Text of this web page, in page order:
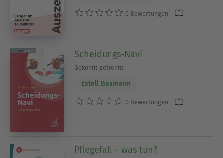
0 Bewertungen
Scheidungs-Navi
Gekonnt getrennt
Estell Baumann
0 Bewertungen
Pflegefall – was tun?